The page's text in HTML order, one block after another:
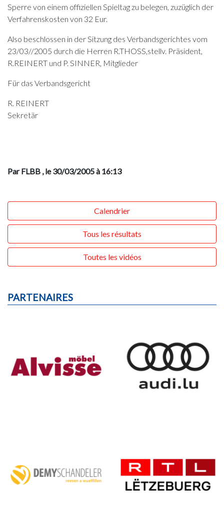
Sperre von einem offiziellen Spieltag zu belegen, zuzüglich der
Verfahrenskosten von 32 Eur.
Also beschlossen in der Sitzung des Verbandsgerichtes vom
23/03//2005 durch die Herren R.THOSS,stellv. Präsident,
R.REINERT und P. SINNER, Mitglieder
Für das Verbandsgericht
R. REINERT
Sekretär
Par FLBB , le 30/03/2005 à 16:13
Calendrier
Tous les résultats
Toutes les vidéos
PARTENAIRES